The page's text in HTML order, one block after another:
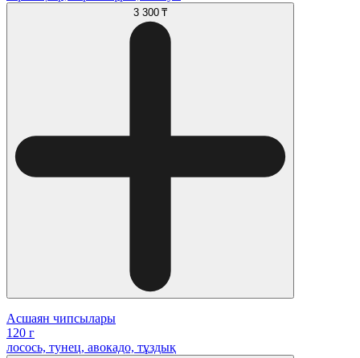
3 300 ₸
Асшаян чипсылары
120 г
лосось, тунец, авокадо, тұздық